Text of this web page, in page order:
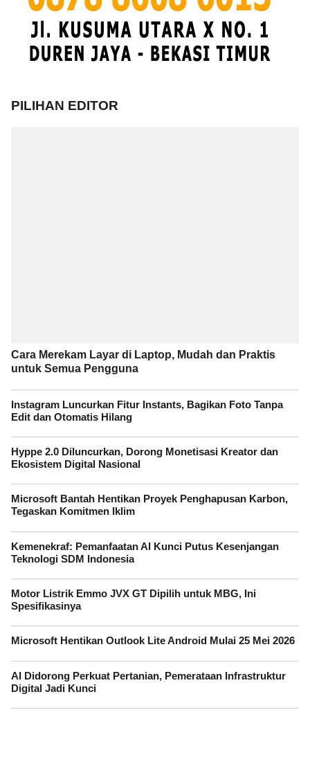
PILIHAN EDITOR
Cara Merekam Layar di Laptop, Mudah dan Praktis
untuk Semua Pengguna
Instagram Luncurkan Fitur Instants, Bagikan Foto Tanpa
Edit dan Otomatis Hilang
Hyppe 2.0 Diluncurkan, Dorong Monetisasi Kreator dan
Ekosistem Digital Nasional
Microsoft Bantah Hentikan Proyek Penghapusan Karbon,
Tegaskan Komitmen Iklim
Kemenekraf: Pemanfaatan AI Kunci Putus Kesenjangan
Teknologi SDM Indonesia
Motor Listrik Emmo JVX GT Dipilih untuk MBG, Ini
Spesifikasinya
Microsoft Hentikan Outlook Lite Android Mulai 25 Mei 2026
AI Didorong Perkuat Pertanian, Pemerataan Infrastruktur
Digital Jadi Kunci